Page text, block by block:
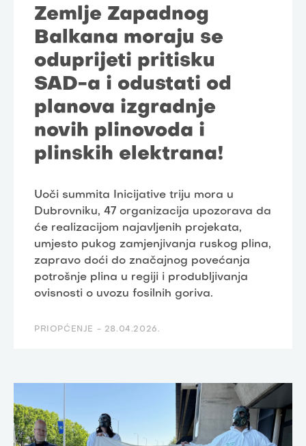
Zemlje Zapadnog
Balkana moraju se
oduprijeti pritisku
SAD-a i odustati od
planova izgradnje
novih plinovoda i
plinskih elektrana!
Uoči summita Inicijative triju mora u
Dubrovniku, 47 organizacija upozorava da
će realizacijom najavljenih projekata,
umjesto pukog zamjenjivanja ruskog plina,
zapravo doći do značajnog povećanja
potrošnje plina u regiji i produbljivanja
ovisnosti o uvozu fosilnih goriva.
PRIOPĆENJE - 28.04.2026.